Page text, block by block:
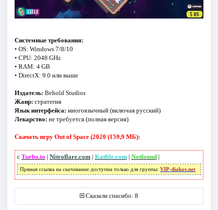
Системные требования:
• OS: Windows 7/8/10
• CPU: 2048 GHz
• RAM: 4 GB
• DirectX: 9.0 или выше
Издатель: Behold Studios
Жанр: стратегия
Язык интерфейса: многоязычный (включая русский)
Лекарство: не требуется (полная версия)
Скачать игру Out of Space (2020 (159,9 МБ):
с Turbo.to | Nitroflare.com | Katfile.com | Notfound|
Прямая ссылка на скачивание доступна только для группы: VIP-diakov.net
Сказали спасибо: 8